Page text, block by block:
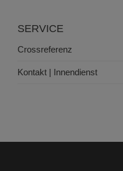
SERVICE
Crossreferenz
Kontakt | Innendienst